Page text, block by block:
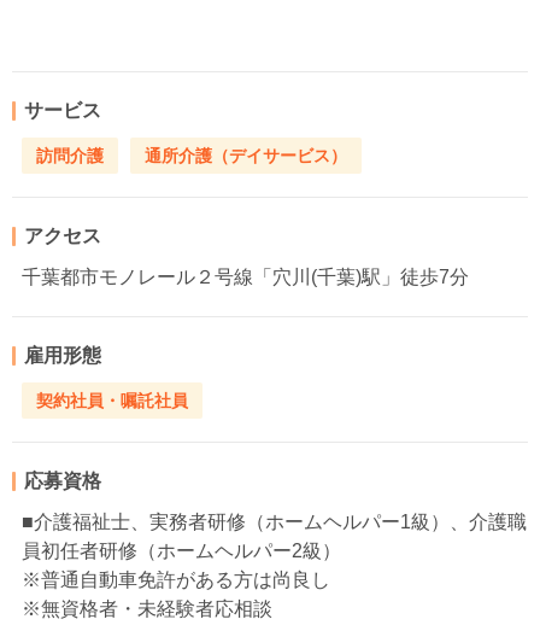
サービス
訪問介護 通所介護（デイサービス）
アクセス
千葉都市モノレール２号線「穴川(千葉)駅」徒歩7分
雇用形態
契約社員・嘱託社員
応募資格
■介護福祉士、実務者研修（ホームヘルパー1級）、介護職
員初任者研修（ホームヘルパー2級）
※普通自動車免許がある方は尚良し
※無資格者・未経験者応相談